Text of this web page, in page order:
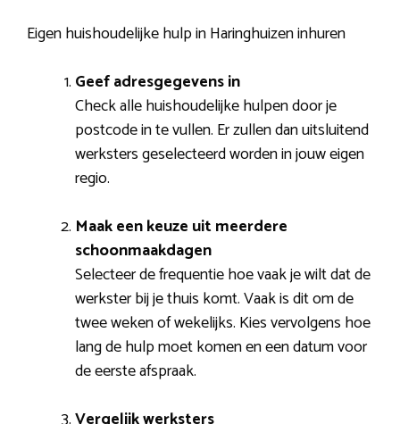
Eigen huishoudelijke hulp in Haringhuizen inhuren
Geef adresgegevens in
Check alle huishoudelijke hulpen door je
postcode in te vullen. Er zullen dan uitsluitend
werksters geselecteerd worden in jouw eigen
regio.
Maak een keuze uit meerdere
schoonmaakdagen
Selecteer de frequentie hoe vaak je wilt dat de
werkster bij je thuis komt. Vaak is dit om de
twee weken of wekelijks. Kies vervolgens hoe
lang de hulp moet komen en een datum voor
de eerste afspraak.